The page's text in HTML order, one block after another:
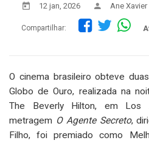
12 jan, 2026 Ane Xavier
Compartilhar:
O cinema brasileiro obteve
Globo de Ouro, realizada na
The Beverly Hilton, em Los
metragem O Agente Secreto,
Filho, foi premiado como